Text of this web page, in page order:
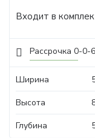
Рассрочка 0-0-6
Входит в
Ширина
Высота
Глубина